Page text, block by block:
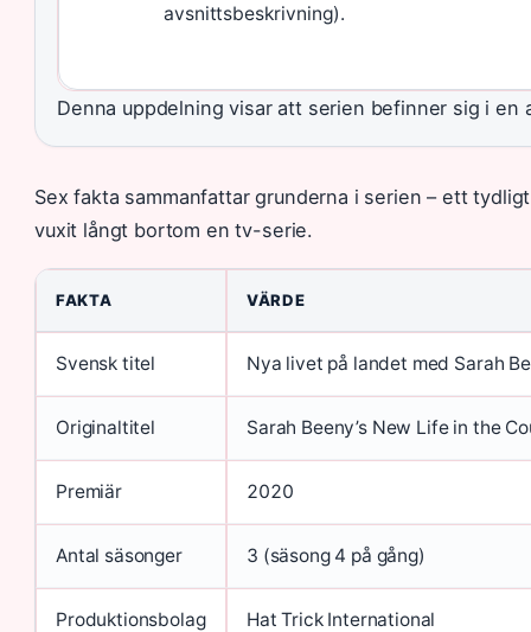
avsnittsbeskrivning).
Denna uppdelning visar att serien befinner sig i en
Sex fakta sammanfattar grunderna i serien – ett
vuxit långt bortom en tv-serie.
FAKTA VÄRDE
Svensk titel Nya livet på landet med Sarah
Originaltitel Sarah Beeny’s New Life in the
Premiär 2020
Antal säsonger 3 (säsong 4 på gång)
Produktionsbolag Hat Trick International